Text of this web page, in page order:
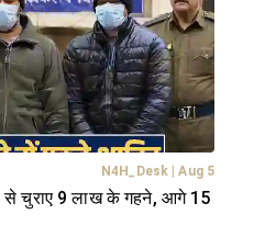
N4H_Desk Aug 5
से चुराए 9 लाख के गहने, आगे 15